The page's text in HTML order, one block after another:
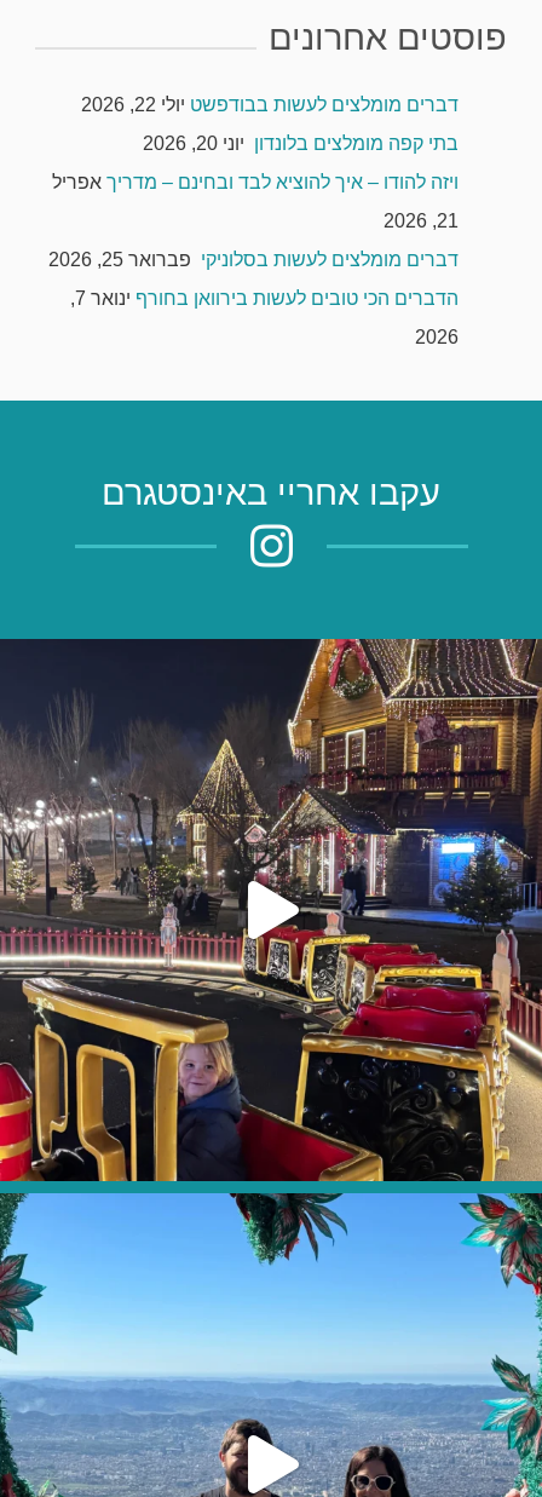
פוסטים אחרונים
דברים מומלצים לעשות בבודפשט יולי 22, 2026
בתי קפה מומלצים בלונדון יוני 20, 2026
ויזה להודו – איך להוציא לבד ובחינם – מדריך אפריל
21, 2026
דברים מומלצים לעשות בסלוניקי פברואר 25, 2026
הדברים הכי טובים לעשות בירוואן בחורף
ינואר 7,
2026
עקבו אחריי באינסטגרם